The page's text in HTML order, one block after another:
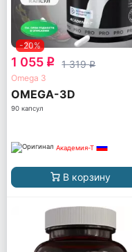
-20%
1 055 q 1 319q
Omega 3
OMEGA-3D
90 капсул
Академия-Т
В корзину